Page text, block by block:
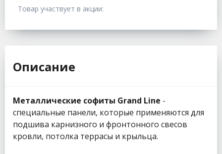
Товар участвует в акции:
Описание
Металлические софиты Grand Line -
специальные панели, которые применяются для
подшива карнизного и фронтонного свесов
кровли, потолка террасы и крыльца.